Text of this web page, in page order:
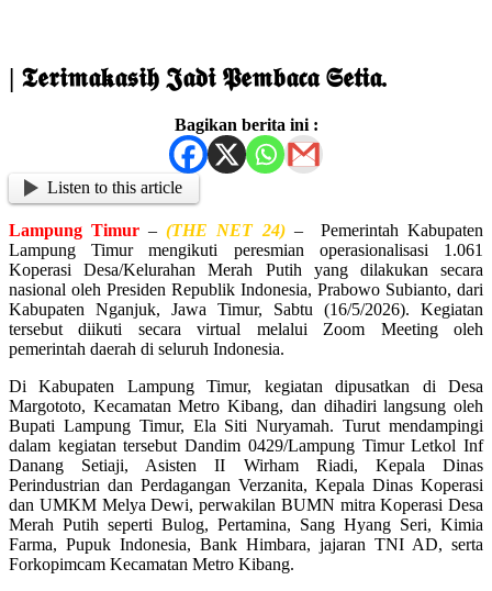
| 𝕿𝖊𝖗𝖎𝖒𝖆𝖐𝖆𝖘𝖎𝖍 𝕵𝖆𝖉𝖎 𝕻𝖊𝖒𝖇𝖆𝖈𝖆 𝕾𝖊𝖙𝖎𝖆.
Bagikan berita ini :
Listen to this article
Lampung Timur –(THE NET 24)– Pemerintah Kabupaten
Lampung Timur mengikuti peresmian operasionalisasi 1.061
Koperasi Desa/Kelurahan Merah Putih yang dilakukan secara
nasional oleh Presiden Republik Indonesia, Prabowo Subianto, dari
Kabupaten Nganjuk, Jawa Timur, Sabtu (16/5/2026). Kegiatan
tersebut diikuti secara virtual melalui Zoom Meeting oleh
pemerintah daerah di seluruh Indonesia.
Di Kabupaten Lampung Timur, kegiatan dipusatkan di Desa
Margototo, Kecamatan Metro Kibang, dan dihadiri langsung oleh
Bupati Lampung Timur, Ela Siti Nuryamah. Turut mendampingi
dalam kegiatan tersebut Dandim 0429/Lampung Timur Letkol Inf
Danang Setiaji, Asisten II Wirham Riadi, Kepala Dinas
Perindustrian dan Perdagangan Verzanita, Kepala Dinas Koperasi
dan UMKM Melya Dewi, perwakilan BUMN mitra Koperasi Desa
Merah Putih seperti Bulog, Pertamina, Sang Hyang Seri, Kimia
Farma, Pupuk Indonesia, Bank Himbara, jajaran TNI AD, serta
Forkopimcam Kecamatan Metro Kibang.